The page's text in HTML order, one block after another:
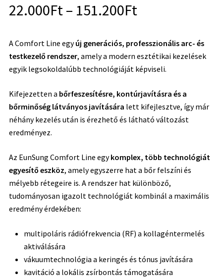
22.000Ft– 151.200Ft
A Comfort Line egyúj generációs, professzionális arc- és
testkezelő rendszer, amely a modern esztétikai kezelések
egyik legsokoldalúbb technológiáját képviseli.
Kifejezetten a bőrfeszesítésre, kontúrjavításra és a
bőrminőség látványos javítására lett kifejlesztve, így már
néhány kezelés után is érezhető és látható változást
eredményez.
Az EunSung Comfort Line egykomplex, több technológiát
egyesítő eszköz, amely egyszerre hat a bőr felszíni és
mélyebb rétegeire is. A rendszer hat különböző,
tudományosan igazolt technológiát kombinál a maximális
eredmény érdekében:
multipoláris rádiófrekvencia (RF) a kollagéntermelés
aktiválására
vákuumtechnológia a keringés és tónus javítására
kavitáció a lokális zsírbontás támogatására